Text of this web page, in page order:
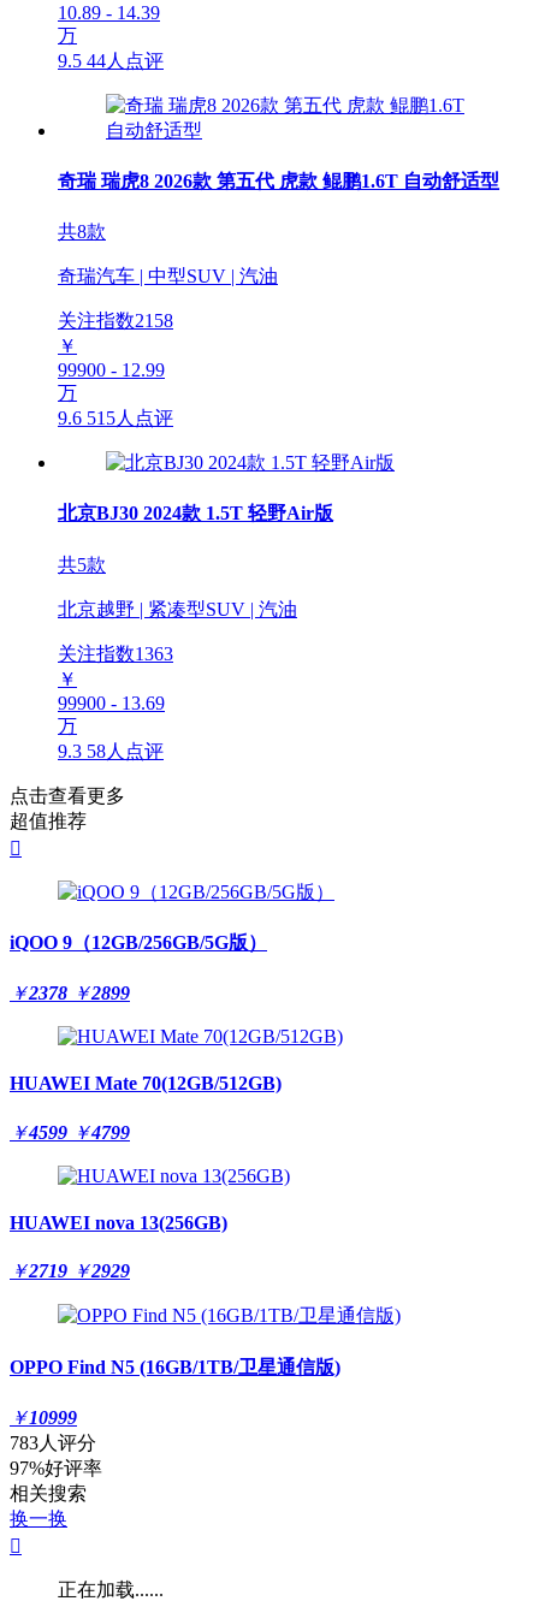
10.89 - 14.39
万
9.5 44人点评
奇瑞 瑞虎8 2026款 第五代 虎款 鲲鹏1.6T 自动舒适型
共8款
奇瑞汽车 | 中型SUV | 汽油
关注指数2158
￥
99900 - 12.99
万
9.6 515人点评
北京BJ30 2024款 1.5T 轻野Air版
共5款
北京越野 | 紧凑型SUV | 汽油
关注指数1363
￥
99900 - 13.69
万
9.3 58人点评
点击查看更多
超值推荐

iQOO 9（12GB/256GB/5G版）
￥2378 ￥2899
HUAWEI Mate 70(12GB/512GB)
￥4599 ￥4799
HUAWEI nova 13(256GB)
￥2719 ￥2929
OPPO Find N5 (16GB/1TB/卫星通信版)
￥10999
783人评分
97%好评率
相关搜索
换一换

正在加载......